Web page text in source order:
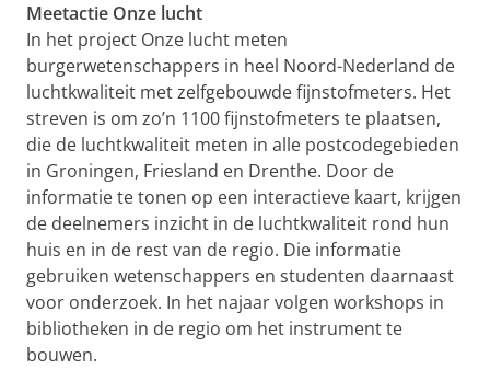
Meetactie Onze lucht
In het project Onze lucht meten
burgerwetenschappers in heel Noord-Nederland de
luchtkwaliteit met zelfgebouwde fijnstofmeters. Het
streven is om zo’n 1100 fijnstofmeters te plaatsen,
die de luchtkwaliteit meten in alle postcodegebieden
in Groningen, Friesland en Drenthe. Door de
informatie te tonen op een interactieve kaart, krijgen
de deelnemers inzicht in de luchtkwaliteit rond hun
huis en in de rest van de regio. Die informatie
gebruiken wetenschappers en studenten daarnaast
voor onderzoek. In het najaar volgen workshops in
bibliotheken in de regio om het instrument te
bouwen.